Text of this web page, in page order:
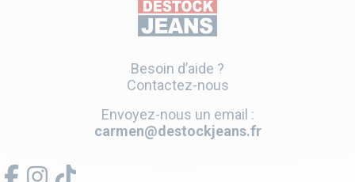
Besoin d’aide ?
Contactez-nous
Envoyez-nous un email :
carmen@destockjeans.fr